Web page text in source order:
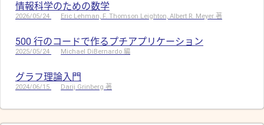
情報科学のための数学
2026/05/24 Eric Lehman, F. Thomson Leighton, Albert R. Meyer 著
500 行のコードで作るプチアプリケーション
2025/05/24 Michael DiBernardo 編
グラフ理論入門
2024/06/15 Darij Grinberg 著